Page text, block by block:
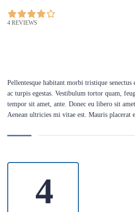
4 REVIEWS
Pellentesque habitant morbi tristique senectus
ac turpis egestas. Vestibulum tortor quam,
tempor sit amet, ante. Donec eu libero sit amet
Aenean ultricies mi vitae est. Mauris placerat
4